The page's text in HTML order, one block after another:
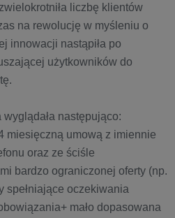
liczbę klientów
na rewolucję w myśleniu o
innowacji nastąpiła po
użytkowników do
następująco:
miesięczną umową z imiennie
oraz ze ściśle
bardzo ograniczonej oferty (np.
spełniające oczekiwania
mało dopasowana